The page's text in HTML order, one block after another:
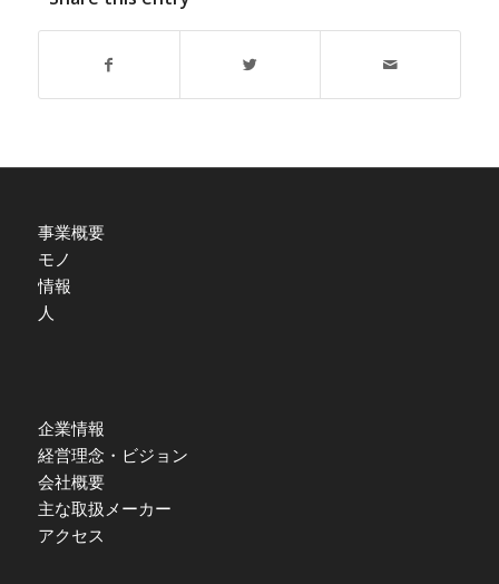
事業概要
モノ
情報
人
企業情報
経営理念・ビジョン
会社概要
主な取扱メーカー
アクセス